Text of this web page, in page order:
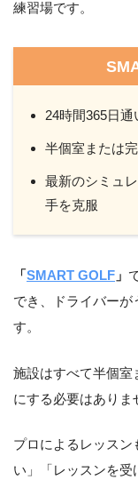
練習場です。
24時間365日通
半個室または
最新のシミュ
手を克服
「SMART GOLF 」
でき、ドライバーが
す。
施設はすべて半個室
にする必要はありま
プロによるレッスン
い」「レッスンを受